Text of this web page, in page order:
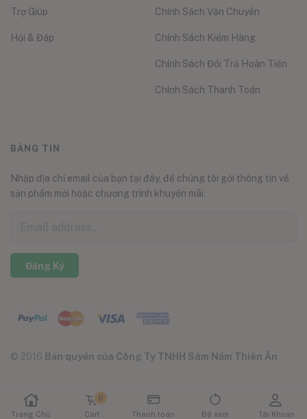
Trang Chủ
0
Cart Thanh toán Đã xem Tài Khoản
Trợ Giúp
Hỏi & Đáp
Chính Sách Vận Chuyển
Chính Sách Kiểm Hàng
Chính Sách Đổi Trả Hoàn Tiền
Chính Sách Thanh Toán
BẢNG TIN
Nhập địa chỉ email của bạn tại đây, để chúng tôi gởi thông tin về
sản phẩm mới hoặc chương trình khuyến mãi.
Đăng Ký
© 2016 Bản quyền của Công Ty TNHH Sâm Nấm Thiên Ân